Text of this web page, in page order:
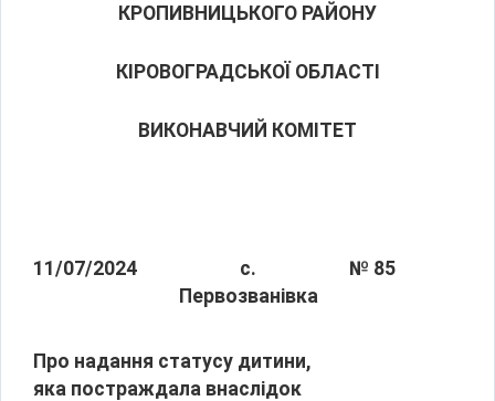
КРОПИВНИЦЬКОГО РАЙОНУ
КІРОВОГРАДСЬКОЇ ОБЛАСТІ
ВИКОНАВЧИЙ КОМІТЕТ
11/07/2024
с.
Первозванівка
№ 85
Про надання статусу дитини,
яка постраждала внаслідок